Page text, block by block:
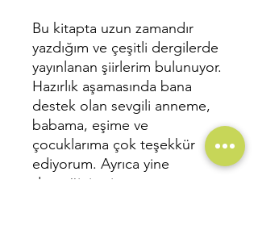
Bu kitapta uzun zamandır
yazdığım ve çeşitli dergilerde
yayınlanan şiirlerim bulunuyor.
Hazırlık aşamasında bana
destek olan sevgili anneme,
babama, eşime ve
çocuklarıma çok teşekkür
ediyorum. Ayrıca yine
desteğini esirgemeyen